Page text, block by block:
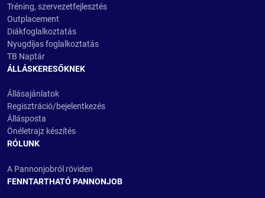
Tréning, szervezetfejlesztés
Outplacement
Diákfoglalkoztatás
Nyugdíjas foglalkoztatás
TB Naptár
ÁLLÁSKERESŐKNEK
Állásajánlatok
Regisztráció/bejelentkezés
Állásposta
Önéletrajz készítés
RÓLUNK
A Pannonjobról röviden
FENNTARTHATÓ PANNONJOB